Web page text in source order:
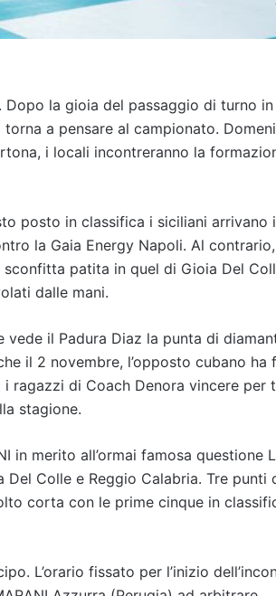
Dopo la gioia del passaggio di turno
a pensare al campionato.
i locali incontreranno la
posto in classifica i siciliani arrivano
la Gaia Energy Napoli. Al
patita in quel di Gioia Del
dalle mani.
il Padura Diaz la punta di
il 2 novembre, l’opposto cubano ha
ragazzi di Coach Denora vincere per
stagione.
in merito all’ormai famosa questione
Colle e Reggio Calabria. Tre punti
corta con le prime cinque in
L’orario fissato per l’inizio